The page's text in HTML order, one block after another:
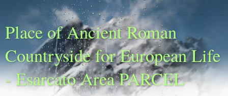
Place of Ancient Roman
Countryside for European Life
- Esarcato Area PARCEL